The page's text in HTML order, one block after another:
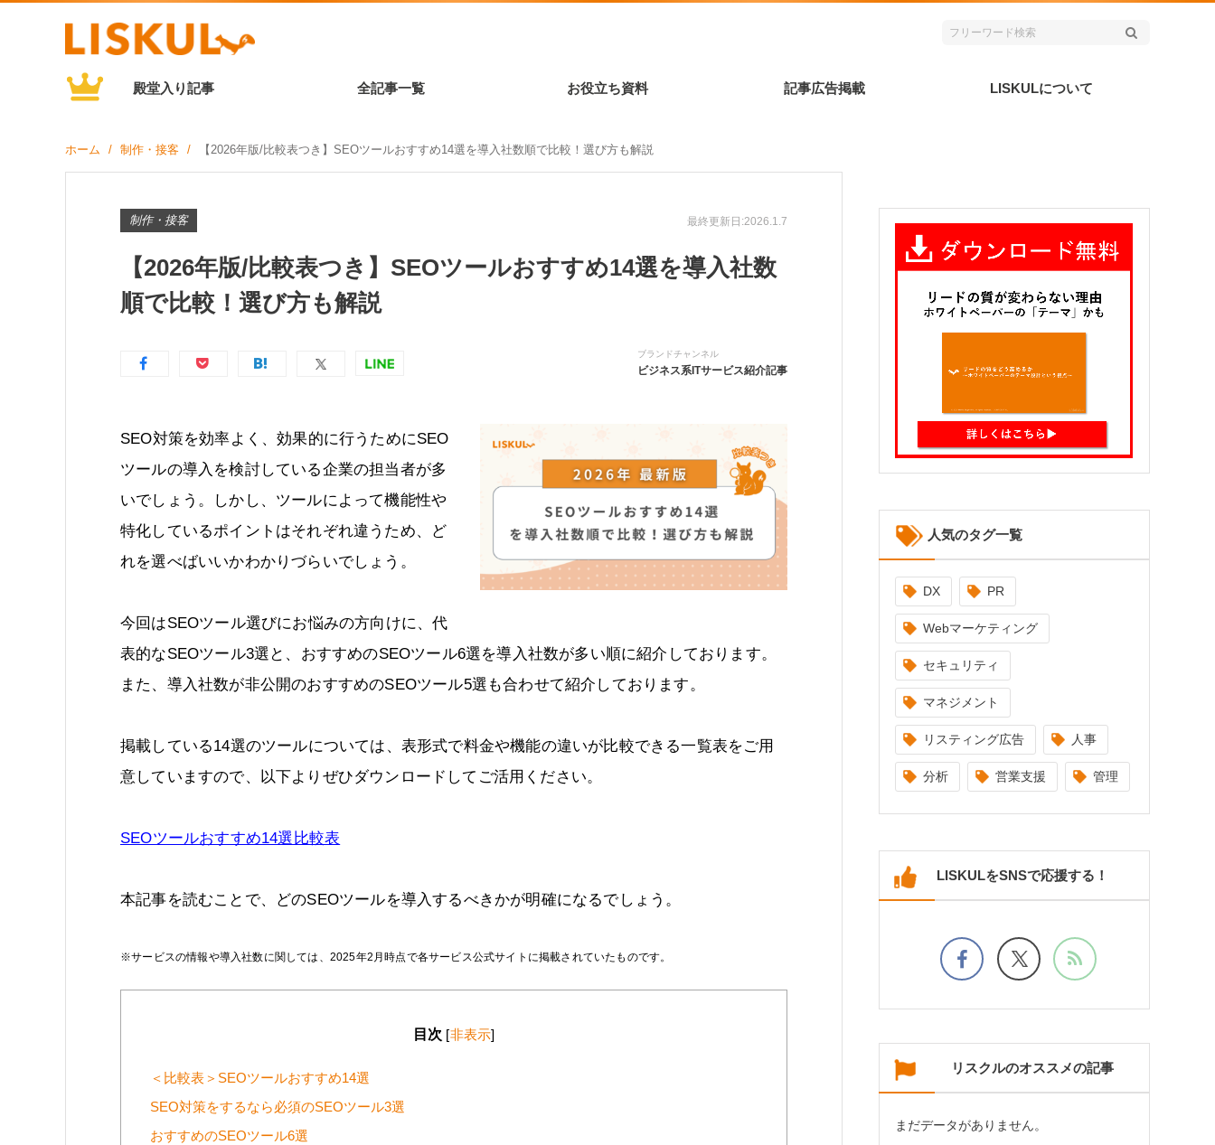
殿堂入り記事 全記事一覧 お役立ち資料 記事広告掲載 LISKULについて
ホーム 制作・接客 【2026年版/比較表つき】SEOツールおすすめ14選を導入社数順で比較！選び方も解説
制作・接客 最終更新日:2026.1.7
【2026年版/比較表つき】SEOツールおすすめ14選を導入社数
順で比較！選び方も解説
ブランドチャンネル
ビジネス系ITサービス紹介記事
SEO対策を効率よく、効果的に行うためにSEO
ツールの導入を検討している企業の担当者が多
いでしょう。しかし、ツールによって機能性や
特化しているポイントはそれぞれ違うため、ど
れを選べばいいかわかりづらいでしょう。
今回はSEOツール選びにお悩みの方向けに、代
表的なSEOツール3選と、おすすめのSEOツール6選を導入社数が多い順に紹介しております。
また、導入社数が非公開のおすすめのSEOツール5選も合わせて紹介しております。
掲載している14選のツールについては、表形式で料金や機能の違いが比較できる一覧表をご用
意していますので、以下よりぜひダウンロードしてご活用ください。
SEOツールおすすめ14選比較表
本記事を読むことで、どのSEOツールを導入するべきかが明確になるでしょう。
※サービスの情報や導入社数に関しては、2025年2月時点で各サービス公式サイトに掲載されていたものです。
目次 [非表示]
＜比較表＞SEOツールおすすめ14選
SEO対策をするなら必須のSEOツール3選
おすすめのSEOツール6選
人気のタグ一覧
DX PR
Webマーケティング
セキュリティ
マネジメント
リスティング広告 人事
分析 営業支援 管理
LISKULをSNSで応援する！
リスクルのオススメの記事
まだデータがありません。